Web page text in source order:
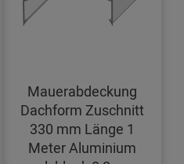
Mauerabdeckung
Dachform Zuschnitt
330 mm Länge 1
Meter Aluminium